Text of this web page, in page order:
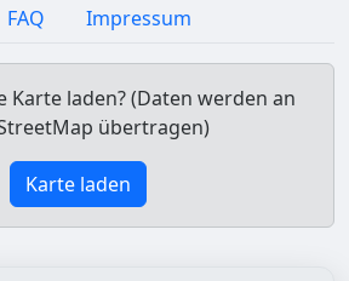
FAQ Impressum
Karte laden? (Daten werden an
übertragen)
Karte laden